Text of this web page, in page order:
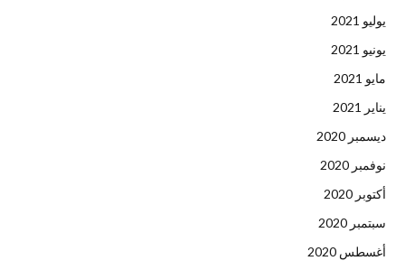
يوليو 2021
يونيو 2021
مايو 2021
يناير 2021
ديسمبر 2020
نوفمبر 2020
أكتوبر 2020
سبتمبر 2020
أغسطس 2020